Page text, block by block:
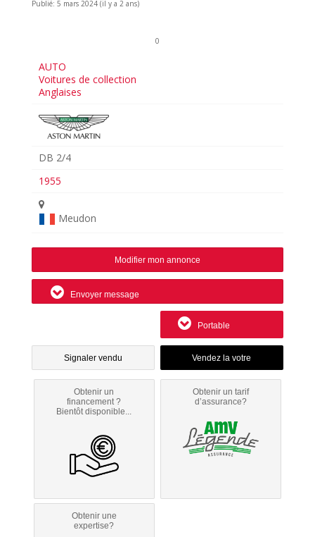
Publié: 5 mars 2024 (il y a 2 ans)
0
AUTO
Voitures de collection
Anglaises
DB 2/4
1955
Meudon
Modifier mon annonce
Envoyer message
Portable
Signaler vendu
Obtenir un
financement ?
Bientôt disponible...
Obtenir un tarif
d’assurance?
Obtenir une
expertise?